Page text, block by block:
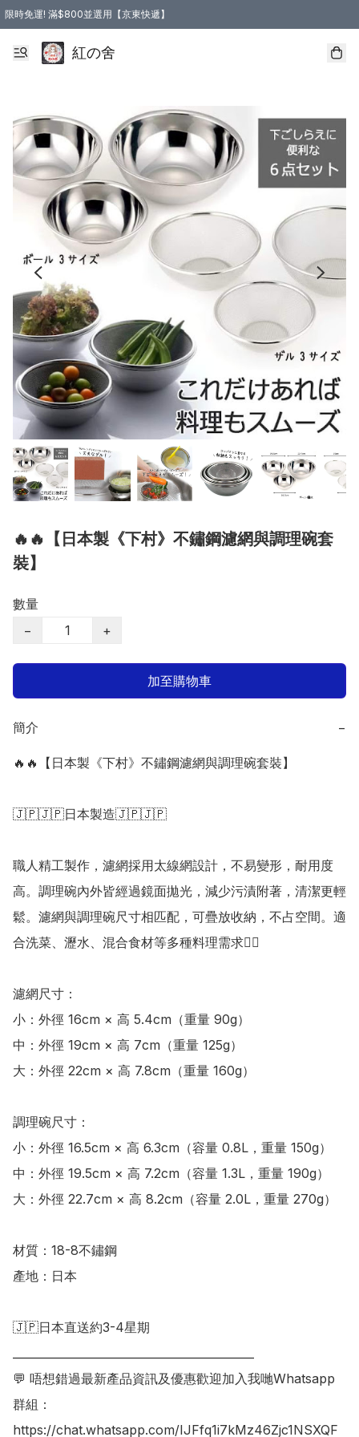
限時免運! 滿$800並選用【京東快遞】
紅の舍
🔥🔥【日本製《下村》不鏽鋼濾網與調理碗套
裝】
數量
−
+
加至購物車
簡介 −
🔥🔥【日本製《下村》不鏽鋼濾網與調理碗套裝】
🇯🇵🇯🇵日本製造🇯🇵🇯🇵
職人精工製作，濾網採用太線網設計，不易變形，耐用度
高。調理碗內外皆經過鏡面拋光，減少污漬附著，清潔更輕
鬆。濾網與調理碗尺寸相匹配，可疊放收納，不占空間。適
合洗菜、瀝水、混合食材等多種料理需求👍🏻
濾網尺寸：
小：外徑 16cm × 高 5.4cm（重量 90g）
中：外徑 19cm × 高 7cm（重量 125g）
大：外徑 22cm × 高 7.8cm（重量 160g）
調理碗尺寸：
小：外徑 16.5cm × 高 6.3cm（容量 0.8L，重量 150g）
中：外徑 19.5cm × 高 7.2cm（容量 1.3L，重量 190g）
大：外徑 22.7cm × 高 8.2cm（容量 2.0L，重量 270g）
材質：18-8不鏽鋼
產地：日本
🇯🇵日本直送約3-4星期
💬 唔想錯過最新產品資訊及優惠歡迎加入我哋Whatsapp
群組：
https://chat.whatsapp.com/IJFfq1i7kMz46Zjc1NSXQF